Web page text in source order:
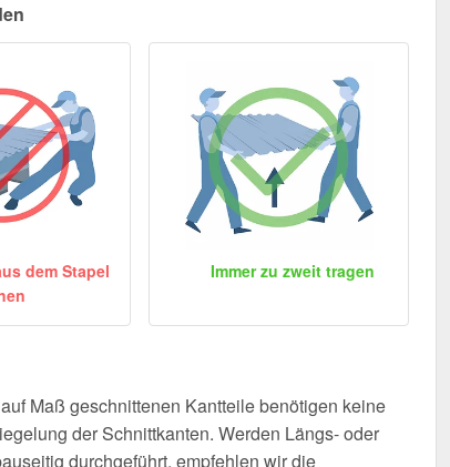
dem Stapel
Immer zu zweit tragen
Maß geschnittenen Kantteile benötigen keine
der Schnittkanten. Werden Längs- oder
durchgeführt, empfehlen wir die